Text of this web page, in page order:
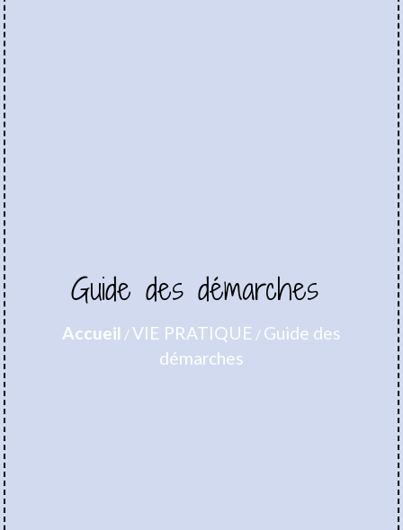
Guide des démarches
Accueil /VIE PRATIQUE / Guide des
démarches